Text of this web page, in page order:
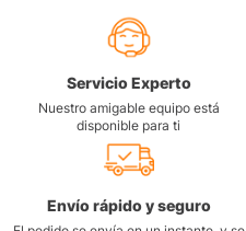
Servicio Experto
Nuestro amigable equipo está
disponible para ti
Envío rápido y seguro